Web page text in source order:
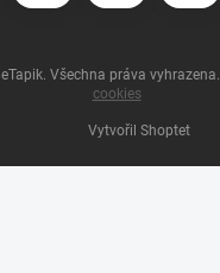
Vytvořil Shoptet
eTapik. Všechna práva vyhrazena.
cookies